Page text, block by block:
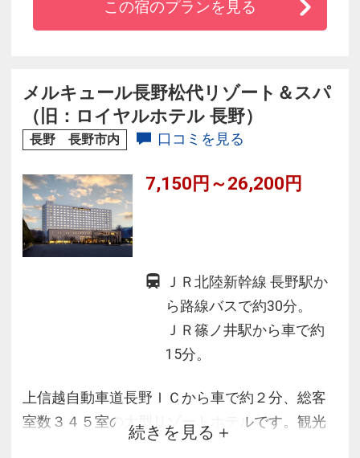
適した大宴会場、諸設備を誇り、あらゆる交通
で賑わっています。
この宿のプランを見る
メルキュール長野松代リゾート＆スパ
（旧：ロイヤルホテル 長野）
長野 長野市内 口コミを見る
7,150円～26,200円
ＪＲ北陸新幹線 長野駅か
ら路線バスで約30分。
ＪＲ篠ノ井駅から車で約
15分。
上信越自動車道長野ＩＣから車で約２分、総客
室数３４５室の大型リゾートホテルです。観光
やビジネスの拠点に、自然と歴史と都市が交差
続きを見る